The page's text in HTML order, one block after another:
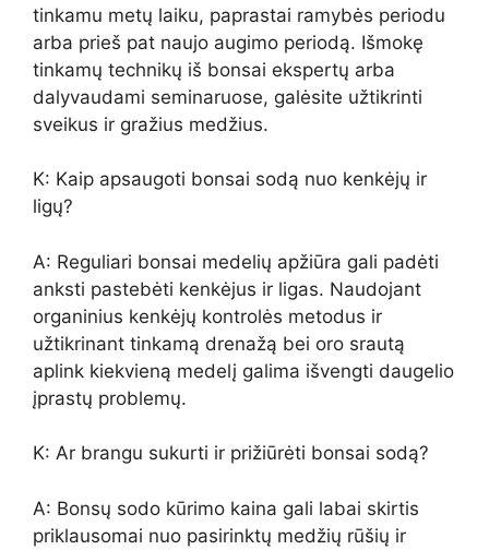
tinkamu metų laiku, paprastai ramybės periodu
arba prieš pat naujo augimo periodą. Išmokę
tinkamų technikų iš bonsai ekspertų arba
dalyvaudami seminaruose, galėsite užtikrinti
sveikus ir gražius medžius.
K: Kaip apsaugoti bonsai sodą nuo kenkėjų ir
ligų?
A: Reguliari bonsai medelių apžiūra gali padėti
anksti pastebėti kenkėjus ir ligas. Naudojant
organinius kenkėjų kontrolės metodus ir
užtikrinant tinkamą drenažą bei oro srautą
aplink kiekvieną medelį galima išvengti daugelio
įprastų problemų.
K: Ar brangu sukurti ir prižiūrėti bonsai sodą?
A: Bonsų sodo kūrimo kaina gali labai skirtis
priklausomai nuo pasirinktų medžių rūšių ir